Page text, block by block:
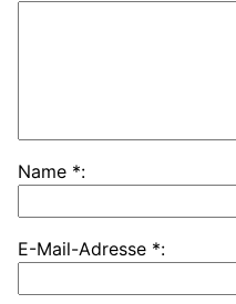
Name *
E-Mail-Adresse *